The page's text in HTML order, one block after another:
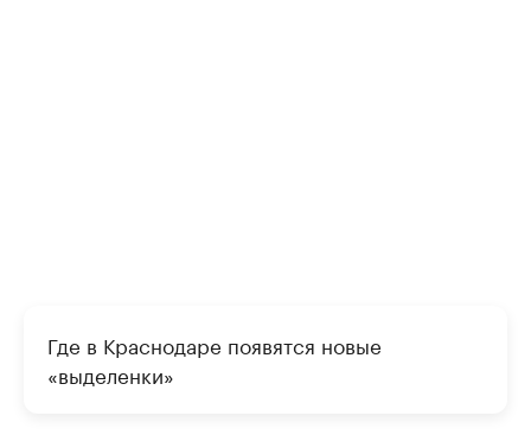
Где в Краснодаре появятся новые
«выделенки»